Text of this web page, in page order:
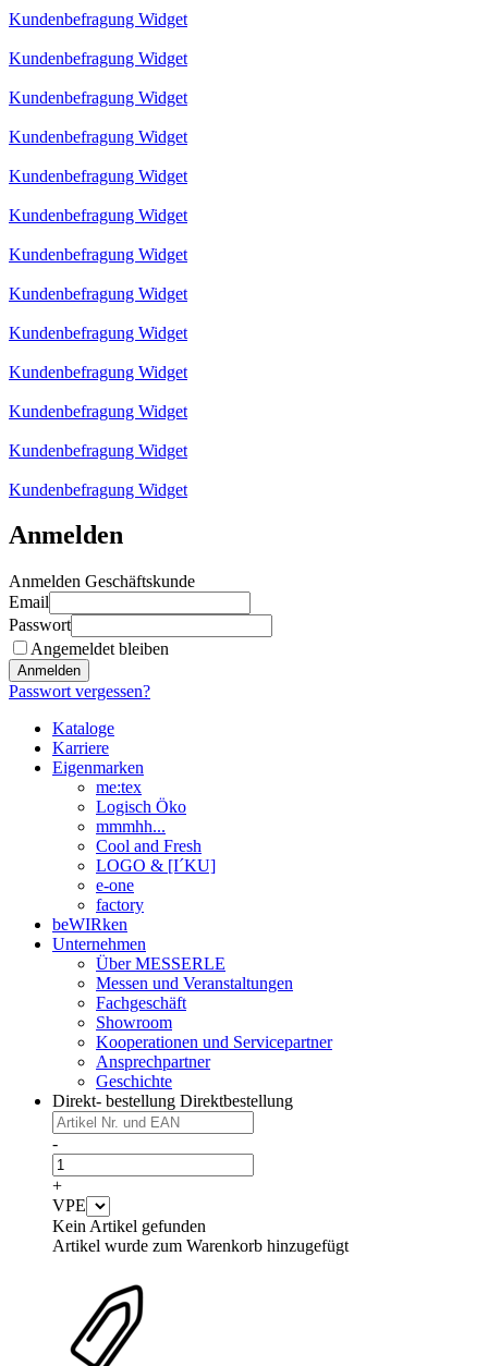
Kundenbefragung Widget
Kundenbefragung Widget
Kundenbefragung Widget
Kundenbefragung Widget
Kundenbefragung Widget
Kundenbefragung Widget
Kundenbefragung Widget
Kundenbefragung Widget
Kundenbefragung Widget
Kundenbefragung Widget
Kundenbefragung Widget
Kundenbefragung Widget
Kundenbefragung Widget
Anmelden
Anmelden Geschäftskunde
Email
Passwort
Angemeldet bleiben
Anmelden
Passwort vergessen?
Kataloge
Karriere
Eigenmarken
me:tex
Logisch Öko
mmmhh...
Cool and Fresh
LOGO & [I´KU]
e-one
factory
beWIRken
Unternehmen
Über MESSERLE
Messen und Veranstaltungen
Fachgeschäft
Showroom
Kooperationen und Servicepartner
Ansprechpartner
Geschichte
Direkt- bestellung Direktbestellung
-
+
VPE
Kein Artikel gefunden
Artikel wurde zum Warenkorb hinzugefügt